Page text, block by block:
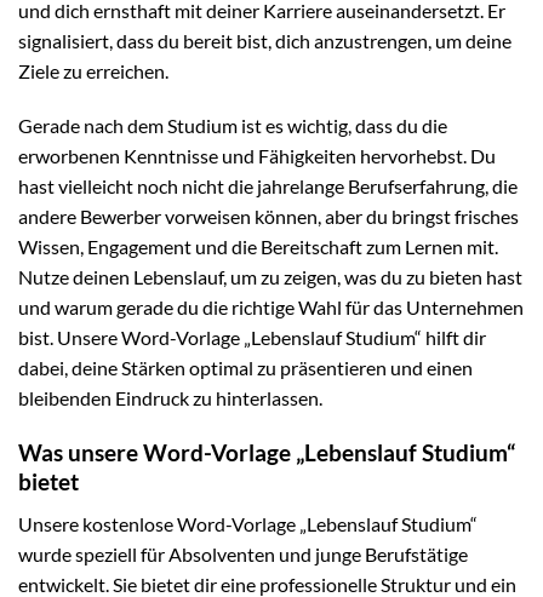
und dich ernsthaft mit deiner Karriere auseinandersetzt. Er
signalisiert, dass du bereit bist, dich anzustrengen, um deine
Ziele zu erreichen.
Gerade nach dem Studium ist es wichtig, dass du die
erworbenen Kenntnisse und Fähigkeiten hervorhebst. Du
hast vielleicht noch nicht die jahrelange Berufserfahrung, die
andere Bewerber vorweisen können, aber du bringst frisches
Wissen, Engagement und die Bereitschaft zum Lernen mit.
Nutze deinen Lebenslauf, um zu zeigen, was du zu bieten hast
und warum gerade du die richtige Wahl für das Unternehmen
bist. Unsere Word-Vorlage „Lebenslauf Studium“ hilft dir
dabei, deine Stärken optimal zu präsentieren und einen
bleibenden Eindruck zu hinterlassen.
Was unsere Word-Vorlage „Lebenslauf Studium“
bietet
Unsere kostenlose Word-Vorlage „Lebenslauf Studium“
wurde speziell für Absolventen und junge Berufstätige
entwickelt. Sie bietet dir eine professionelle Struktur und ein